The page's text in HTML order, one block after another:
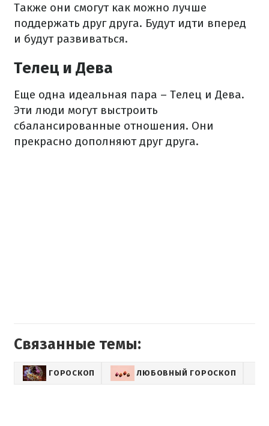
Также они смогут как можно лучше
поддержать друг друга. Будут идти вперед
и будут развиваться.
Телец и Дева
Еще одна идеальная пара – Телец и Дева.
Эти люди могут выстроить
сбалансированные отношения. Они
прекрасно дополняют друг друга.
Связанные темы:
ГОРОСКОП ЛЮБОВНЫЙ ГОРОСКОП